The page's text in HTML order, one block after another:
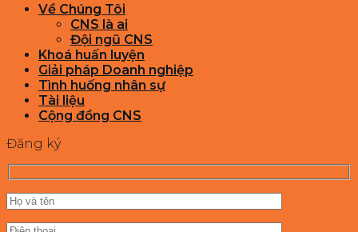
Về Chúng Tôi
CNS là ai
Đội ngũ CNS
Khoá huấn luyện
Giải pháp Doanh nghiệp
Tình huống nhân sự
Tài liệu
Cộng đồng CNS
Đăng ký